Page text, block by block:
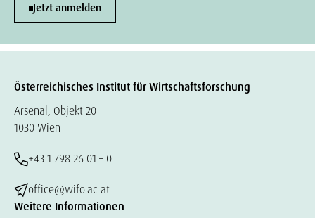
Jetzt anmelden
Österreichisches Institut für Wirtschaftsforschung
Arsenal, Objekt 20
1030 Wien
+43 1 798 26 01 – 0
office@wifo.ac.at
Weitere Informationen